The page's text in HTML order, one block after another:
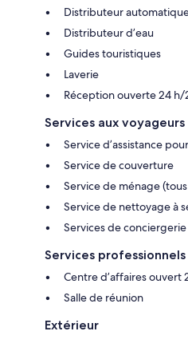
Distributeur
Distributeur d’eau
Guides touristiques
Laverie
Réception ouverte 24 h/
Services aux voyageurs
Service d’assistance
Service de couverture
Service de ménage
Service de nettoyage à
Services de conciergerie
Services professionnels
Centre d’affaires ouvert
Salle de réunion
Extérieur